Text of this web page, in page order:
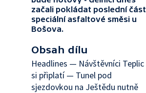
začali pokládat poslední část
speciální asfaltové směsi u
Bošova.
Obsah dílu
Headlines — Návštěvníci Teplic
si připlatí — Tunel pod
sjezdovkou na Ještědu nutně